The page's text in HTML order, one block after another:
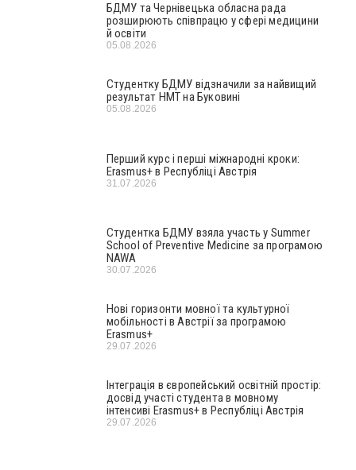
БДМУ та Чернівецька обласна рада
розширюють співпрацю у сфері медицини
й освіти
05.08.2026
Студентку БДМУ відзначили за найвищий
результат НМТ на Буковині
05.08.2026
Перший курс і перші міжнародні кроки:
Erasmus+ в Республіці Австрія
31.07.2026
Студентка БДМУ взяла участь у Summer
School of Preventive Medicine за програмою
NAWA
30.07.2026
Нові горизонти мовної та культурної
мобільності в Австрії за програмою
Erasmus+
29.07.2026
Інтеграція в європейський освітній простір:
досвід участі студента в мовному
інтенсиві Erasmus+ в Республіці Австрія
29.07.2026